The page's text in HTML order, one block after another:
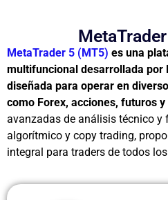
MetaTrader 5 (MT5) es una
multifuncional desarrollada por
diseñada para operar en
como Forex, acciones, futuros y
avanzadas de análisis técnico y
algorítmico y copy trading,
integral para traders de todos